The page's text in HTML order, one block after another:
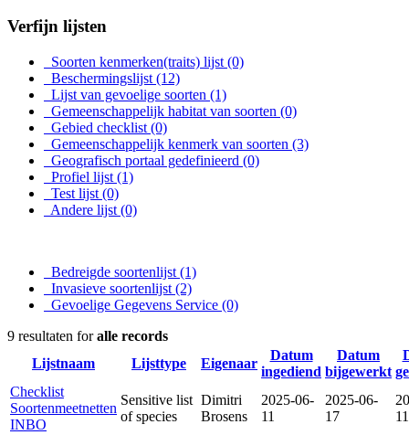
Verfijn lijsten
Soorten kenmerken(traits) lijst (0)
Beschermingslijst (12)
Lijst van gevoelige soorten (1)
Gemeenschappelijk habitat van soorten (0)
Gebied checklist (0)
Gemeenschappelijk kenmerk van soorten (3)
Geografisch portaal gedefinieerd (0)
Profiel lijst (1)
Test lijst (0)
Andere lijst (0)
Bedreigde soortenlijst (1)
Invasieve soortenlijst (2)
Gevoelige Gegevens Service (0)
9 resultaten foralle records
Lijstnaam
Lijsttype Eigenaar
Datum
ingediend
Datum
bijgewerkt
Checklist
Soortenmeetnetten
INBO
Sensitive list
of species
Dimitri
Brosens
2025-06-
11
2025-06-
17
11